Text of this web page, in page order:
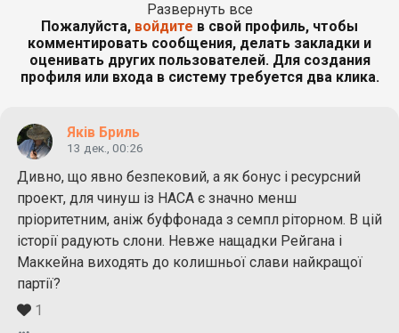
Развернуть все
Пожалуйста, войдите в свой профиль, чтобы
комментировать сообщения, делать закладки и
оценивать других пользователей. Для создания
профиля или входа в систему требуется два клика.
Яків Бриль
13 дек., 00:26
Дивно, що явно безпековий, а як бонус і ресурсний
проект, для чинуш із НАСА є значно менш
пріоритетним, аніж буффонада з семпл ріторном. В цій
історії радують слони. Невже нащадки Рейгана і
Маккейна виходять до колишньої слави найкращої
партії?
1